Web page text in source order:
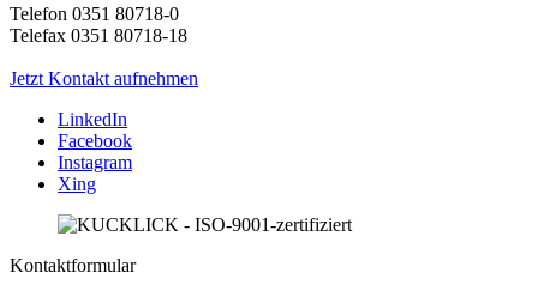
Telefon 0351 80718-0
Telefax 0351 80718-18
Jetzt Kontakt aufnehmen
LinkedIn
Facebook
Instagram
Xing
Kontaktformular